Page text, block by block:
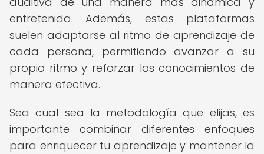
entretenida. Además, estas plataformas
suelen adaptarse al ritmo de aprendizaje de
cada persona, permitiendo avanzar a su
propio ritmo y reforzar los conocimientos de
manera efectiva.
Sea cual sea la metodología que elijas, es
importante combinar diferentes enfoques
para enriquecer tu aprendizaje y mantener la